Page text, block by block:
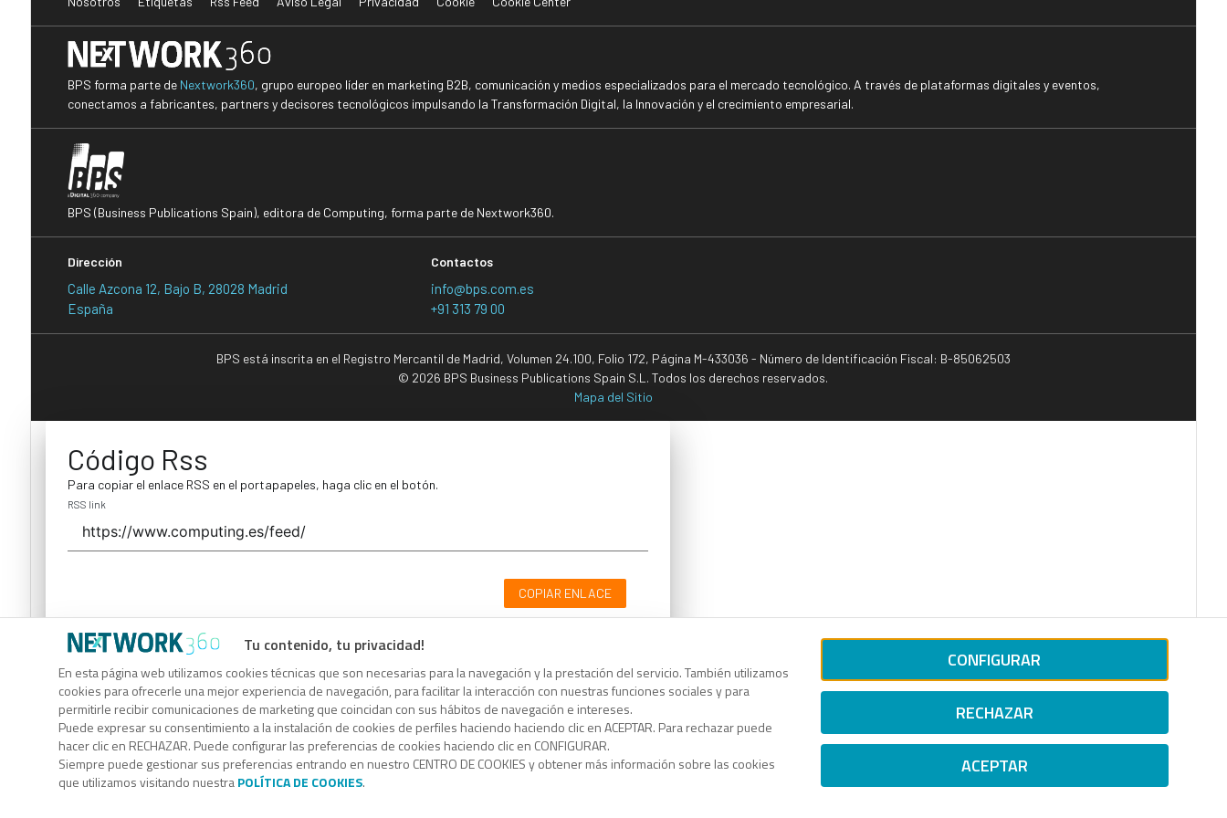
Tu contenido, tu privacidad!
En esta página web utilizamos cookies técnicas que son necesarias para la navegación y la prestación del servicio. También utilizamos
cookies para ofrecerle una mejor experiencia de navegación, para facilitar la interacción con nuestras funciones sociales y para
permitirle recibir comunicaciones de marketing que coincidan con sus hábitos de navegación e intereses.
Puede expresar su consentimiento a la instalación de cookies de perfiles haciendo haciendo clic en ACEPTAR. Para rechazar puede
hacer clic en RECHAZAR. Puede configurar las preferencias de cookies haciendo clic en CONFIGURAR.
Siempre puede gestionar sus preferencias entrando en nuestro CENTRO DE COOKIES y obtener más información sobre las cookies
que utilizamos visitando nuestraPOLÍTICA DE COOKIES.
CONFIGURAR
RECHAZAR
ACEPTAR
BPS forma parte de Nextwork360, grupo europeo líder en marketing B2B, comunicación y medios especializados para el mercado tecnológico. A través de plataformas digitales y eventos,
conectamos a fabricantes, partners y decisores tecnológicos impulsando la Transformación Digital, la Innovación y el crecimiento empresarial.
BPS (Business Publications Spain), editora de Computing, forma parte de Nextwork360.
Dirección
Calle Azcona 12, Bajo B, 28028 Madrid
España
Contactos
info@bps.com.es
+91 313 79 00
BPS está inscrita en el Registro Mercantil de Madrid, Volumen 24.100, Folio 172, Página M-433036 - Número de Identificación Fiscal: B-85062503
© 2026 BPS Business Publications Spain S.L. Todos los derechos reservados.
Mapa del Sitio
Código Rss
Para copiar el enlace RSS en el portapapeles, haga clic en el botón.
RSS link
COPIAR ENLACE
Código Rss
Para copiar el enlace RSS en el portapapeles, haga clic en el botón.